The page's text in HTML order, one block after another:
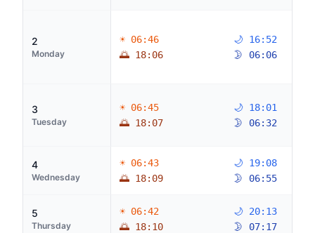
2
Monday
☀ 06:46
🌅 18:06
🌙 16:52
🌛 06:06
3
Tuesday
☀ 06:45
🌅 18:07
🌙 18:01
🌛 06:32
4
Wednesday
☀ 06:43
🌅 18:09
🌙 19:08
🌛 06:55
5
Thursday
☀ 06:42
🌅 18:10
🌙 20:13
🌛 07:17